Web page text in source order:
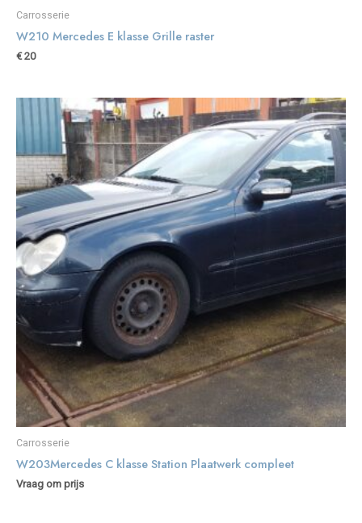
Carrosserie
W210 Mercedes E klasse Grille raster
€20
Carrosserie
W203Mercedes C klasse Station Plaatwerk compleet
Vraag om prijs